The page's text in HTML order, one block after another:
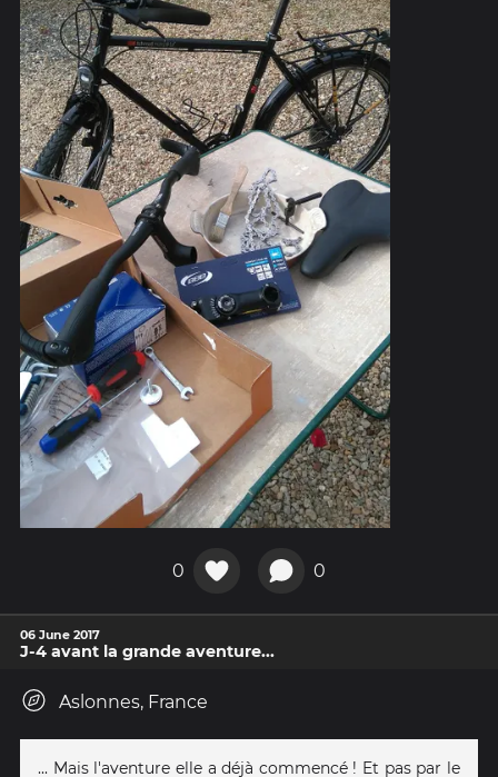
0 0
06 June 2017
J-4 avant la grande aventure...
Aslonnes, France
... Mais l'aventure elle a déjà commencé ! Et pas par le